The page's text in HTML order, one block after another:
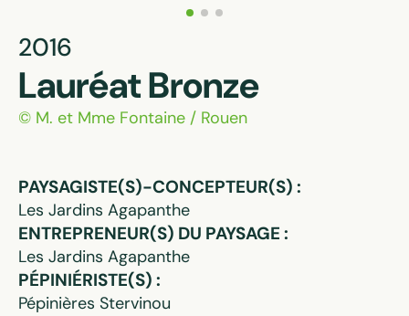
2016
Lauréat Bronze
© M. et Mme Fontaine / Rouen
PAYSAGISTE(S)-CONCEPTEUR(S) :
Les Jardins Agapanthe
ENTREPRENEUR(S) DU PAYSAGE :
Les Jardins Agapanthe
PÉPINIÉRISTE(S) :
Pépinières Stervinou